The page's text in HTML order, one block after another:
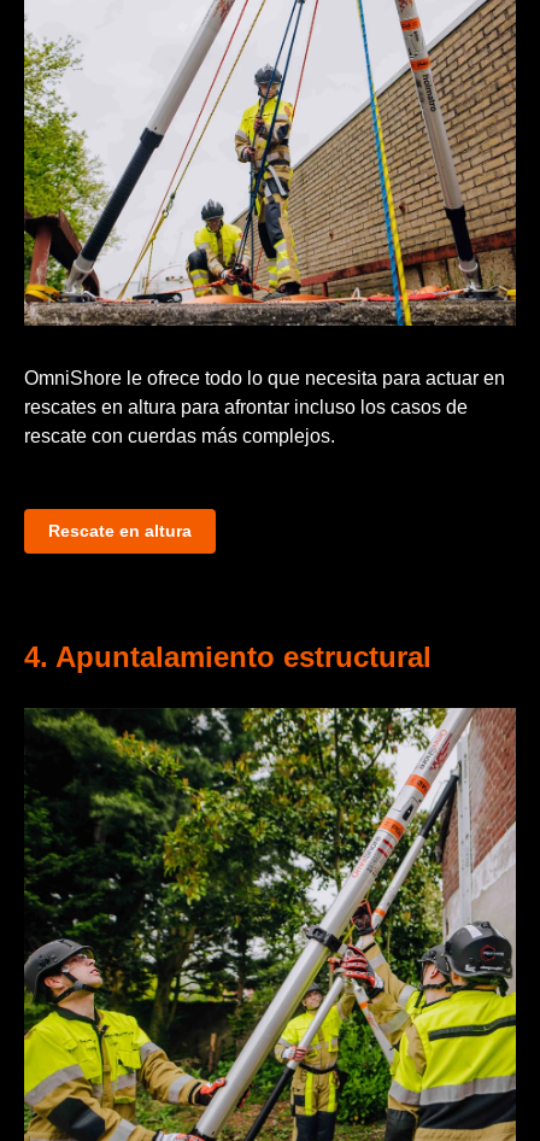
OmniShore le ofrece todo lo que necesita para actuar en
rescates en altura para afrontar incluso los casos de
rescate con cuerdas más complejos.
Rescate en altura
4. Apuntalamiento estructural